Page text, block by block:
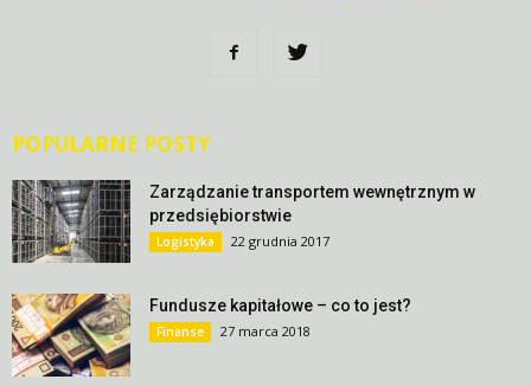
POPULARNE POSTY
Zarządzanie transportem wewnętrznym w
przedsiębiorstwie
Logistyka 22 grudnia 2017
Fundusze kapitałowe – co to jest?
Finanse 27 marca 2018